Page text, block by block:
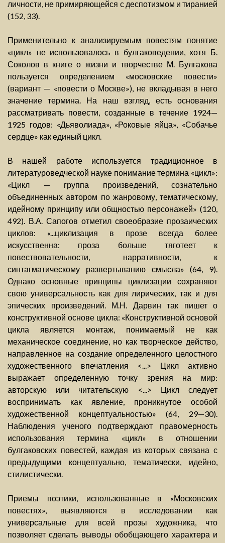
личности, не примиряющейся с деспотизмом и тиранией
(152, 33).
Применительно к анализируемым повестям понятие
«цикл» не использовалось в булгаковедении, хотя Б.
Соколов в книге о жизни и творчестве М. Булгакова
пользуется определением «московские повести»
(вариант — «повести о Москве»), не вкладывая в него
значение термина. На наш взгляд, есть основания
рассматривать повести, созданные в течение 1924—
1925 годов: «Дьяволиада», «Роковые яйца», «Собачье
сердце» как единый цикл.
В нашей работе используется традиционное в
литературоведческой науке понимание термина «цикл»:
«Цикл — группа произведений, сознательно
объединенных автором по жанровому, тематическому,
идейному принципу или общностью персонажей» (120,
492). В.А. Сапогов отметил своеобразие прозаических
циклов: «...циклизация в прозе всегда более
искусственна: проза больше тяготеет к
повествовательности, нарративности, к
синтагматическому развертыванию смысла» (64, 9).
Однако основные принципы циклизации сохраняют
свою универсальность как для лирических, так и для
эпических произведений. М.Н. Дарвин так пишет о
конструктивной основе цикла: «Конструктивной основой
цикла является монтаж, понимаемый не как
механическое соединение, но как творческое действо,
направленное на создание определенного целостного
художественного впечатления <...> Цикл активно
выражает определенную точку зрения на мир:
авторскую или читательскую <...> Цикл следует
воспринимать как явление, проникнутое особой
художественной концептуальностью» (64, 29—30).
Наблюдения ученого подтверждают правомерность
использования термина «цикл» в отношении
булгаковских повестей, каждая из которых связана с
предыдущими концептуально, тематически, идейно,
стилистически.
Приемы поэтики, использованные в «Московских
повестях», выявляются в исследовании как
универсальные для всей прозы художника, что
позволяет сделать выводы обобщающего характера и